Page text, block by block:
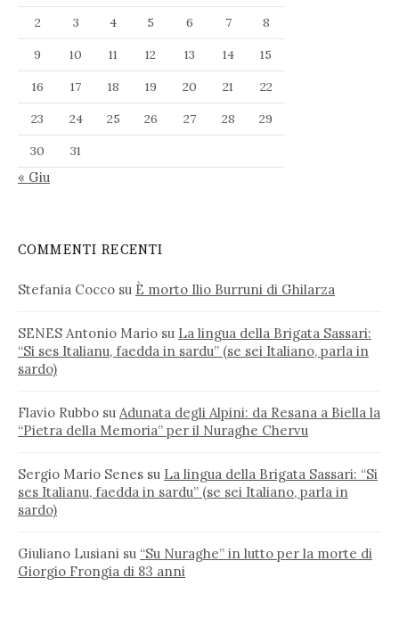
2
3 4 5 6 7
8
9
10 11 12 13 14
15
16
17 18 19 20 21
22
23
24 25 26 27 28
29
30
31
« Giu
COMMENTI RECENTI
Stefania Cocco su È morto Ilio Burruni di Ghilarza
SENES Antonio Mario su La lingua della Brigata Sassari:
“Si ses Italianu, faedda in sardu” (se sei Italiano, parla in
sardo)
Flavio Rubbo su Adunata degli Alpini: da Resana a Biella la
“Pietra della Memoria” per il Nuraghe Chervu
Sergio Mario Senes su La lingua della Brigata Sassari: “Si
ses Italianu, faedda in sardu” (se sei Italiano, parla in
sardo)
Giuliano Lusiani su “Su Nuraghe” in lutto per la morte di
Giorgio Frongia di 83 anni